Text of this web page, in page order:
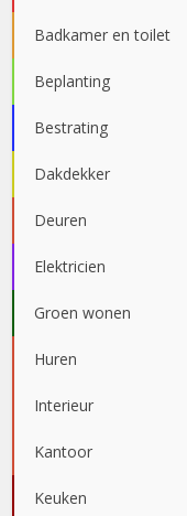
Badkamer en toilet
Beplanting
Bestrating
Dakdekker
Deuren
Elektricien
Groen wonen
Huren
Interieur
Kantoor
Keuken